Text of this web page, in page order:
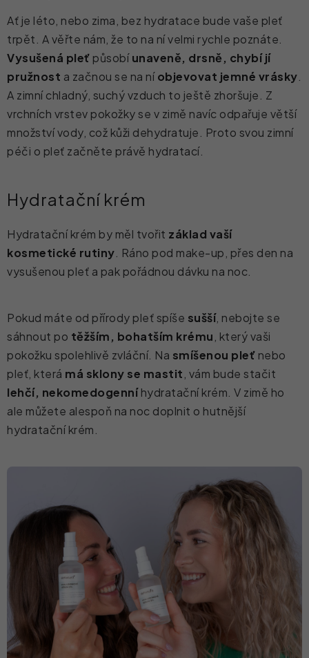
Ať je léto, nebo zima, bez hydratace bude vaše pleť
trpět. A věřte nám, že to na ní velmi rychle poznáte.
Vysušená pleť působíunaveně, drsně, chybí jí
pružnost a začnou se na níobjevovat jemné vrásky
A zimní chladný, suchý vzduch to ještě zhoršuje. Z
vrchních vrstev pokožky se v zimě navíc odpařuje větší
množství vody, což kůži dehydratuje. Proto svou zimní
péči o pleť začněte právě hydratací.
Hydratační krém
Hydratační krém by měl tvořit základ vaší
kosmetické rutiny . Ráno pod make-up, přes den na
vysušenou pleť a pak pořádnou dávku na noc.
Pokud máte od přírody pleť spíše sušší, nebojte se
sáhnout po těžším, bohatším krému , který vaši
pokožku spolehlivě zvláční. Na smíšenou pleť nebo
pleť, která má sklony se mastit , vám bude stačit
lehčí, nekomedogenníhydratační krém. V zimě ho
ale můžete alespoň na noc doplnit o hutnější
hydratační krém.